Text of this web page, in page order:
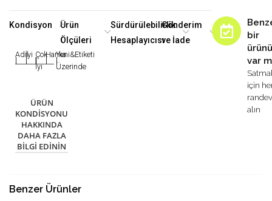
Kondisyon
Adilİyi
|
Çok
İyi
Harika
|
Yeni&Etiketi
Üzerinde
ÜRÜN
KONDISYONU
HAKKINDA
DAHA FAZLA
BILGI EDININ
Ürün
Ölçüleri
Sürdürülebilirlik
Hesaplayıcısı
Gönderim
ve İade
bir
var
için
alın
Benzer Ürünler